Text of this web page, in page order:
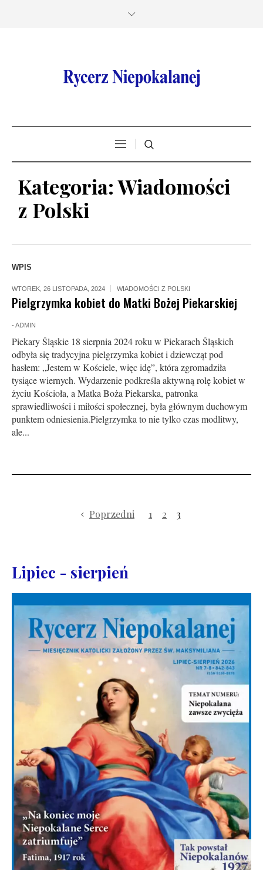
Kategoria:Wiadomości
z Polski
WPIS
WTOREK, 26 LISTOPADA, 2024 WIADOMOŚCI Z POLSKI
Pielgrzymka kobiet do Matki Bożej Piekarskiej
- ADMIN
Piekary Śląskie 18 sierpnia 2024 roku w Piekarach Śląskich
odbyła się tradycyjna pielgrzymka kobiet i dziewcząt pod
hasłem: „Jestem w Kościele, więc idę”, która zgromadziła
tysiące wiernych. Wydarzenie podkreśla aktywną rolę kobiet w
życiu Kościoła, a Matka Boża Piekarska, patronka
sprawiedliwości i miłości społecznej, była głównym duchowym
punktem odniesienia.Pielgrzymka to nie tylko czas modlitwy,
ale...
Poprzedni 1 2 3
Lipiec - sierpień